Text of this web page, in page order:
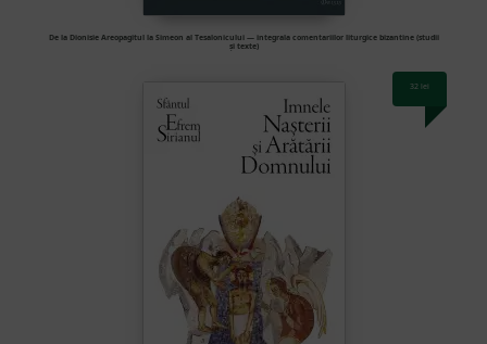
De la Dionisie Areopagitul la Simeon al Tesalonicului — integrala comentariilor liturgice bizantine (studii
și texte)
32lei